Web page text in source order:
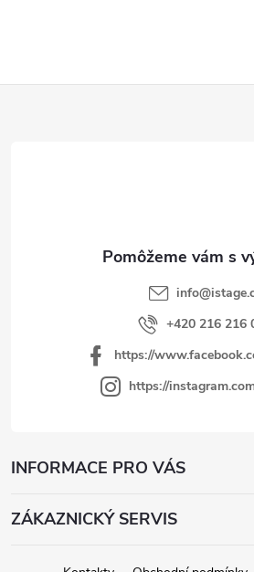
info@
+420 216 216
https://
https://
INFORMACE PRO VÁS
ZÁKAZNICKÝ SERVIS